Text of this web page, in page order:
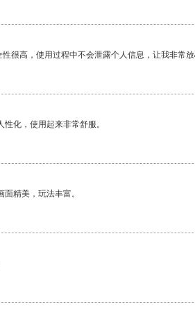
很高，使用过程中不会泄露个人信息，让我非常
化，使用起来非常舒服。
精美，玩法丰富。